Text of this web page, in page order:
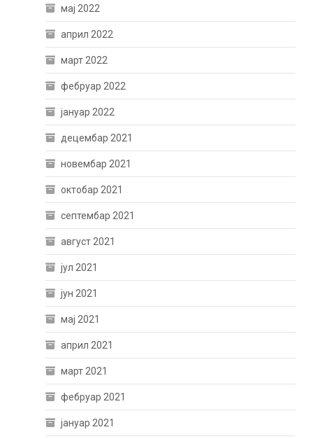
мај 2022
април 2022
март 2022
фебруар 2022
јануар 2022
децембар 2021
новембар 2021
октобар 2021
септембар 2021
август 2021
јул 2021
јун 2021
мај 2021
април 2021
март 2021
фебруар 2021
јануар 2021